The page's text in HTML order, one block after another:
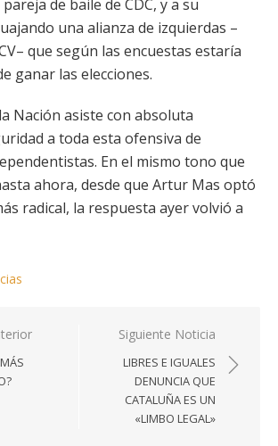
pareja de baile de CDC, y a su
una alianza de izquierdas –
que según las encuestas estaría
ganar las elecciones.
Nación asiste con absoluta
a toda esta ofensiva de
En el mismo tono que
ahora, desde que Artur Mas optó
radical, la respuesta ayer volvió a
Siguiente Noticia
LIBRES E IGUALES
DENUNCIA QUE
CATALUÑA ES UN
«LIMBO LEGAL»